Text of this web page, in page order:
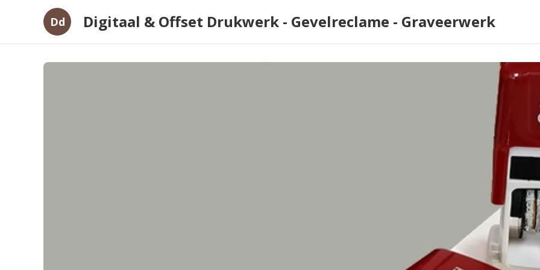
Dd Digitaal & Offset Drukwerk - Gevelreclame - Graveerwerk